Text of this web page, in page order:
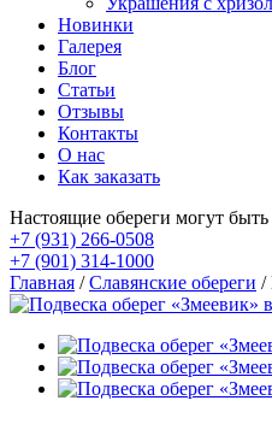
Новинки
Галерея
Блог
Статьи
Отзывы
Контакты
О нас
Как заказать
Настоящие обереги могут
+7 (931) 266-0508
+7 (901) 314-1000
Главная /Славянские обереги /